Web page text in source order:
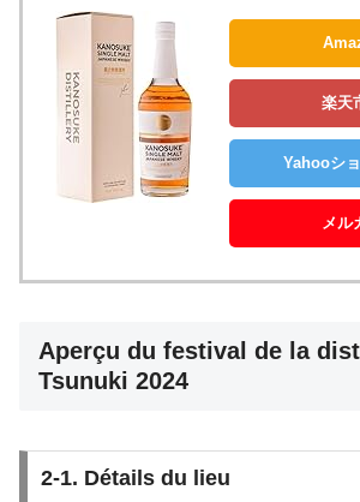
楽天
Yahooシ
メル
Aperçu du festival de la
Tsunuki 2024
2-1. Détails du lieu